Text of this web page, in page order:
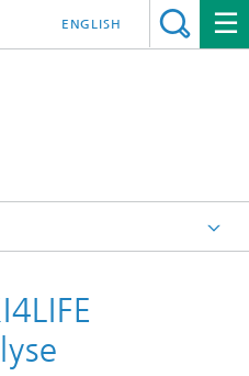
ENGLISH
Weiterbildung